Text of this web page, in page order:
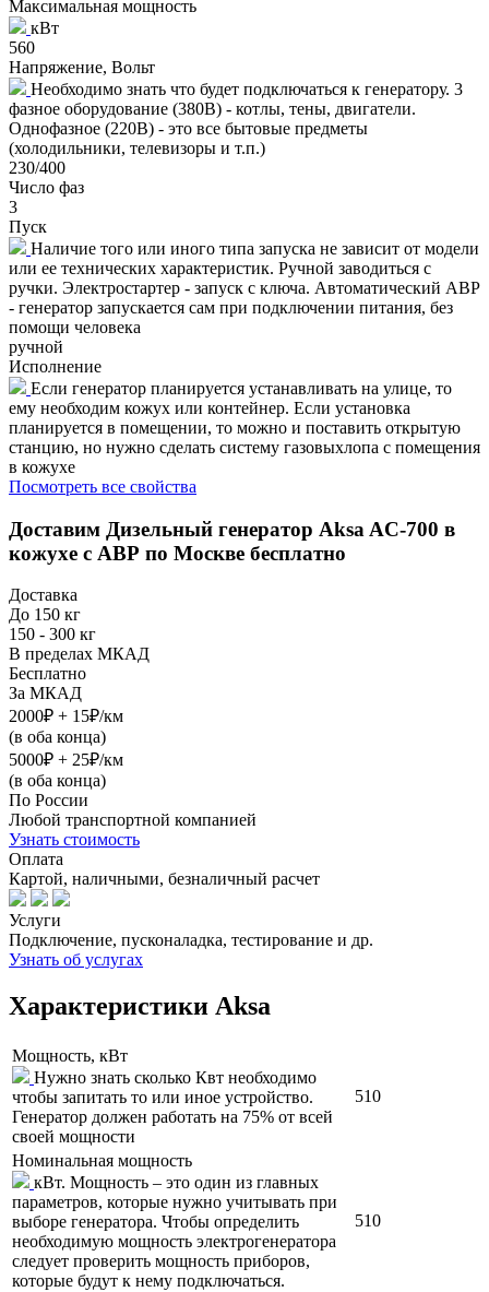
Максимальная мощность
кВт
560
Напряжение, Вольт
Необходимо знать что будет подключаться к генератору. 3
фазное оборудование (380В) - котлы, тены, двигатели.
Однофазное (220В) - это все бытовые предметы
(холодильники, телевизоры и т.п.)
230/400
Число фаз
3
Пуск
Наличие того или иного типа запуска не зависит от модели
или ее технических характеристик. Ручной заводиться с
ручки. Электростартер - запуск с ключа. Автоматический АВР
- генератор запускается сам при подключении питания, без
помощи человека
ручной
Исполнение
Если генератор планируется устанавливать на улице, то
ему необходим кожух или контейнер. Если установка
планируется в помещении, то можно и поставить открытую
станцию, но нужно сделать систему газовыхлопа с помещения
в кожухе
Посмотреть все свойства
Доставим Дизельный генератор Aksa AC-700 в
кожухе с АВР по Москве бесплатно
Доставка
До 150 кг
150 - 300 кг
В пределах МКАД
Бесплатно
За МКАД
2000₽ + 15₽/км
(в оба конца)
5000₽ + 25₽/км
(в оба конца)
По России
Любой транспортной компанией
Узнать стоимость
Оплата
Картой, наличными, безналичный расчет
Услуги
Подключение, пусконаладка, тестирование и др.
Узнать об услугах
Характеристики Aksa
Мощность, кВт
Нужно знать сколько Квт необходимо
чтобы запитать то или иное устройство.
Генератор должен работать на 75% от всей
своей мощности
510
Номинальная мощность
кВт. Мощность – это один из главных
параметров, которые нужно учитывать при
выборе генератора. Чтобы определить
необходимую мощность электрогенератора
следует проверить мощность приборов,
которые будут к нему подключаться.
510